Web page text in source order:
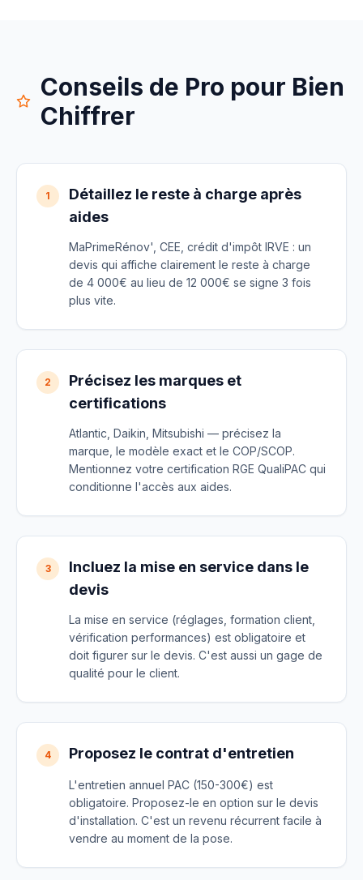
Conseils de Pro pour Bien
Chiffrer
1
Détaillez le reste à charge après
aides
MaPrimeRénov', CEE, crédit d'impôt IRVE : un
devis qui affiche clairement le reste à charge
de 4 000€ au lieu de 12 000€ se signe 3 fois
plus vite.
2
Précisez les marques et
certifications
Atlantic, Daikin, Mitsubishi — précisez la
marque, le modèle exact et le COP/SCOP.
Mentionnez votre certification RGE QualiPAC qui
conditionne l'accès aux aides.
3
Incluez la mise en service dans le
devis
La mise en service (réglages, formation client,
vérification performances) est obligatoire et
doit figurer sur le devis. C'est aussi un gage de
qualité pour le client.
4 Proposez le contrat d'entretien
L'entretien annuel PAC (150-300€) est
obligatoire. Proposez-le en option sur le devis
d'installation. C'est un revenu récurrent facile à
vendre au moment de la pose.